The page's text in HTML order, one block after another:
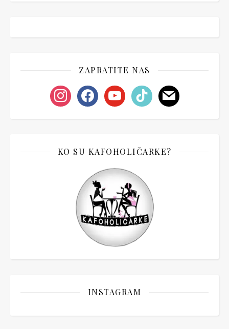
ZAPRATITE NAS
instagramfacebookyoutubetiktok mail
KO SU KAFOHOLIČARKE?
INSTAGRAM